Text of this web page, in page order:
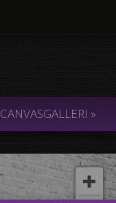
CANVASGALLERI »
COLLAGE /